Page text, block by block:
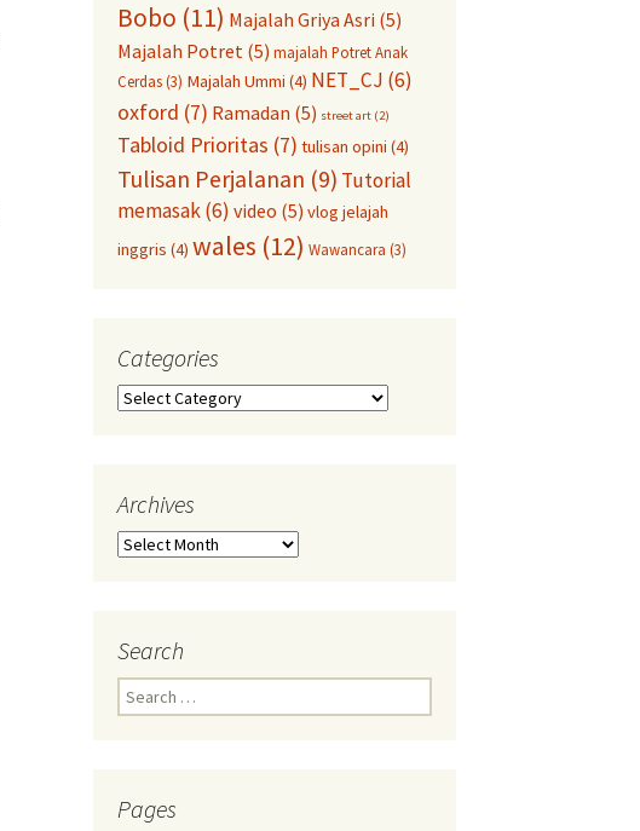
Bobo (11) Majalah Griya Asri (5)
Majalah Potret (5) majalah Potret Anak
Cerdas(3) Majalah Ummi (4) NET_CJ (6)
oxford (7) Ramadan (5) street art (2)
Tabloid Prioritas (7) tulisan opini (4)
Tulisan Perjalanan (9) Tutorial
memasak(6) video (5) vlog jelajah
inggris (4) wales (12) Wawancara (3)
Categories
Categories
Archives
Archives
Search
Search
for:
Pages